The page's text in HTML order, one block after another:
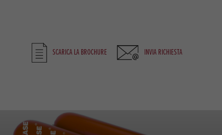
SCARICA LA BROCHURE INVIA RICHIESTA